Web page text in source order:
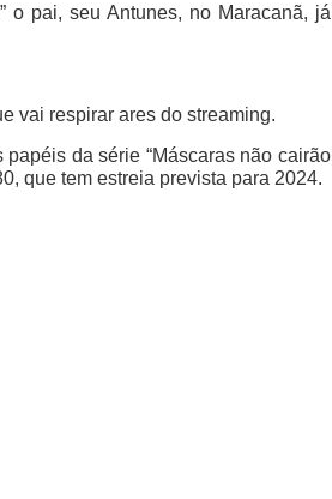
o pai, seu Antunes, no Maracanã, já
vai respirar ares do streaming.
da série “Máscaras não cairão
que tem estreia prevista para 2024.